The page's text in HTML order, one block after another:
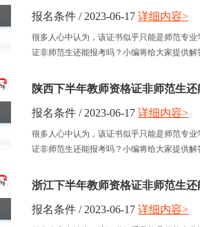
报名条件 / 2023-06-17
很多人心中认为，该证书似乎只能是师范专
证非师范生还能报考吗？小编将给大家提供解
详细内容>
陕西下半年教师资格证非师范生还
报名条件 / 2023-06-17
很多人心中认为，该证书似乎只能是师范专
证非师范生还能报考吗？小编将给大家提供解
详细内容>
浙江下半年教师资格证非师范生还
报名条件 / 2023-06-17 详细内容>